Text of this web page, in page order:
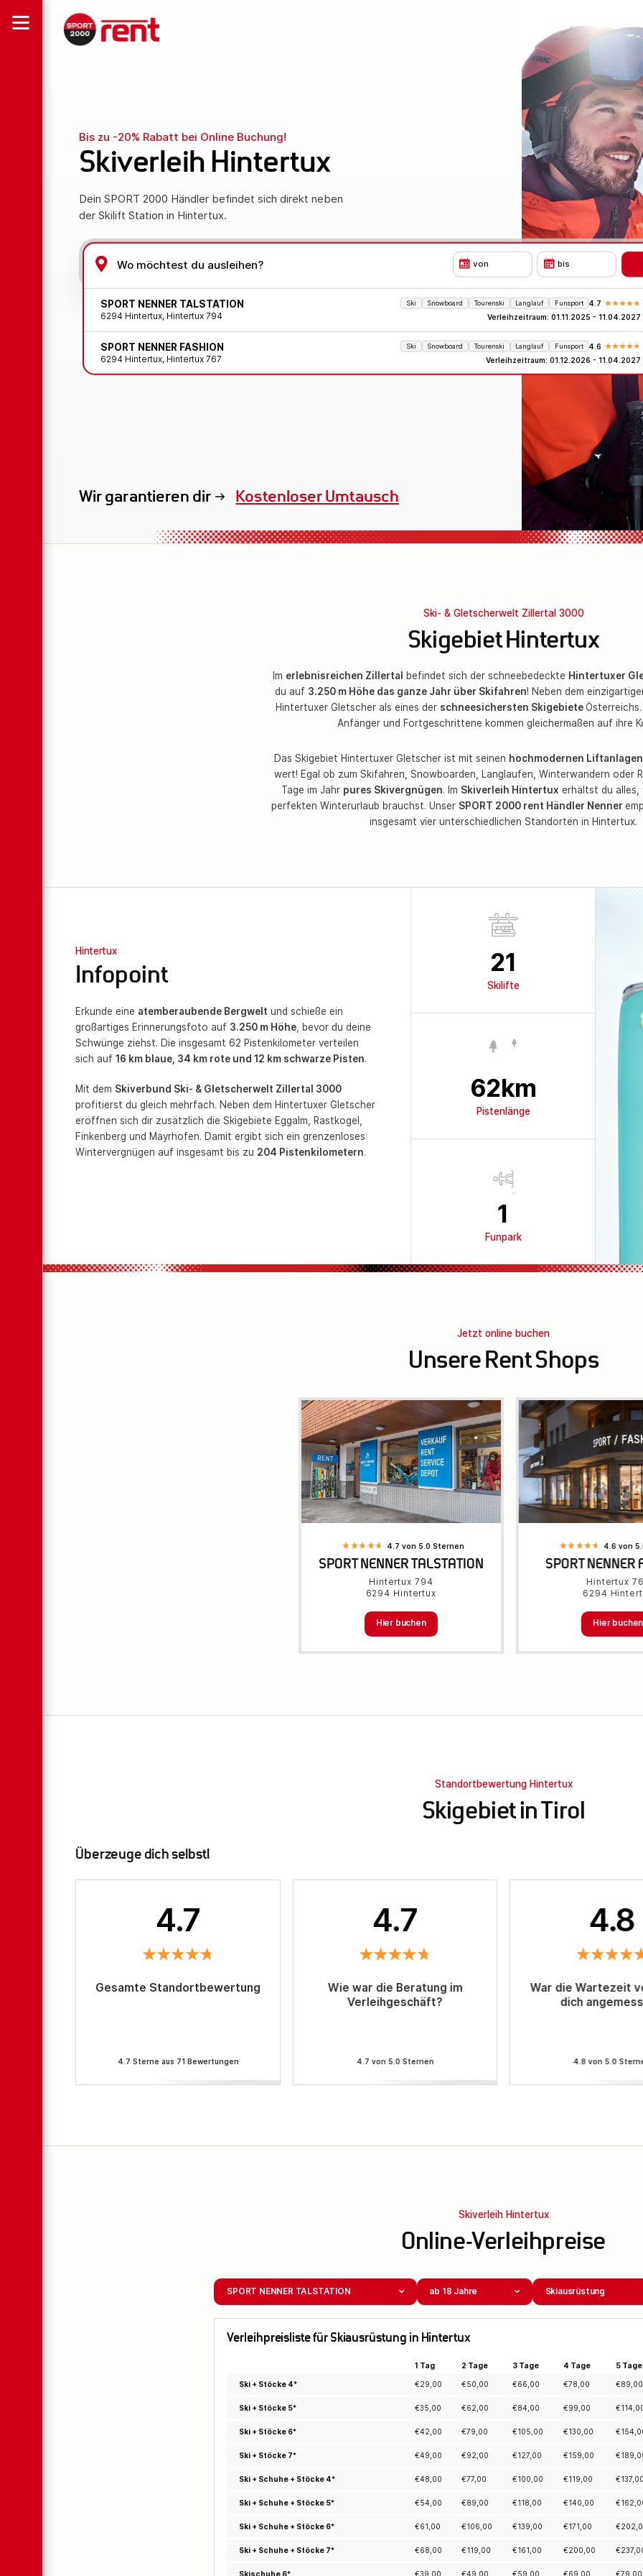
Bis zu -20% Rabatt bei Online Buchung!
Skiverleih Hintertux
Dein SPORT 2000 Händler befindet sich direkt neben
der Skilift Station in Hintertux.
von bis
SPORT NENNER TALSTATION
6294 Hintertux, Hintertux 794
Ski Snowboard Tourenski Langlauf Funsport
4.7
Verleihzeitraum: 01.11.2025 - 11.04.2027
SPORT NENNER FASHION
6294 Hintertux, Hintertux 767
Ski Snowboard Tourenski Langlauf Funsport
4.6
Verleihzeitraum: 01.12.2026 - 11.04.2027
Wir garantieren dir Exklusives Verleihequipment
Ski- & Gletscherwelt Zillertal 3000
Skigebiet Hintertux
Im erlebnisreichen Zillertal befindet sich der schneebedeckte Hintertuxer
du auf 3.250 m Höhe das ganze Jahr über Skifahren! Neben dem
Hintertuxer Gletscher als eines der schneesichersten SkigebieteÖsterreichs.
Anfänger und Fortgeschrittene kommen gleichermaßen auf ihre
Das Skigebiet Hintertuxer Gletscher ist mit seinen hochmodernen Liftanlagen
wert! Egal ob zum Skifahren, Snowboarden, Langlaufen, Winterwandern oder
Tage im Jahr pures Skivergnügen. Im Skiverleih Hintertux erhältst du alles,
perfekten Winterurlaub brauchst. Unser SPORT 2000 rent Händler Nenner
insgesamt vier unterschiedlichen Standorten in Hintertux.
Hintertux
Infopoint
Erkunde eine atemberaubende Bergwelt und schieße ein
großartiges Erinnerungsfoto auf 3.250 m Höhe , bevor du deine
Schwünge ziehst. Die insgesamt 62 Pistenkilometer verteilen
sich auf16 km blaue, 34 km rote und 12 km schwarze Pisten.
Mit dem Skiverbund Ski- & Gletscherwelt Zillertal 3000
profitierst du gleich mehrfach. Neben dem Hintertuxer Gletscher
eröffnen sich dir zusätzlich die Skigebiete Eggalm, Rastkogel,
Finkenberg und Mayrhofen. Damit ergibt sich ein grenzenloses
Wintervergnügen auf insgesamt bis zu 204 Pistenkilometern.
21
Skilifte
62km
Pistenlänge
1
Funpark
Jetzt online buchen
Unsere Rent Shops
4.7 von 5.0 Sternen
SPORT NENNER TALSTATION
Hintertux 794
6294 Hintertux
Hier buchen
4.6 von
SPORT NENNER
Hintertux
6294
Hier buchen
Standortbewertung Hintertux
Skigebiet in Tirol
Überzeuge dich selbst!
4.7
Gesamte Standortbewertung
4.7 Sterne aus 71 Bewertungen
4.7
Wie war die Beratung im
Verleihgeschäft?
4.7 von 5.0 Sternen
4.8
War die Wartezeit
dich
4.8 von 5.0
Skiverleih Hintertux
Online-Verleihpreise
SPORT NENNER TALSTATION ab 18 Jahre Skiausrüstung
Verleihpreisliste für Skiausrüstung in Hintertux
1 Tag 2 Tage 3 Tage 4 Tage 5 Tage
Ski + Stöcke 4* €29,00 €50,00 €66,00 €78,00 €89,00
Ski + Stöcke 5* €35,00 €62,00 €84,00 €99,00 €
Ski + Stöcke 6* €42,00 €79,00 €105,00 €130,00 €
Ski + Stöcke 7* €49,00 €92,00 €127,00 €159,00 €
Ski + Schuhe + Stöcke 4* €48,00 €77,00 €100,00 €119,00 €137,00
Ski + Schuhe + Stöcke 5* €54,00 €89,00 €118,00 €140,00 €
Ski + Schuhe + Stöcke 6* €61,00 €106,00 €139,00 €171,00 €
Ski + Schuhe + Stöcke 7* €68,00 €119,00 €161,00 €200,00 €
Skischuhe 6* €39,00 €49,00 €59,00 €69,00 €79,00